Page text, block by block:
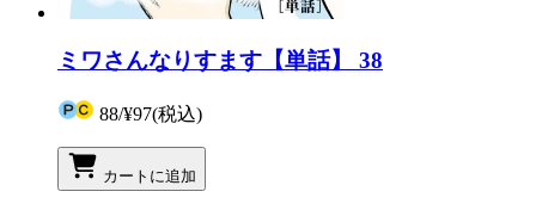
ミワさんなりすます【単話】 38
88/¥97(税込)
カートに追加